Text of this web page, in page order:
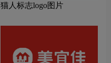
猫人标志logo图片